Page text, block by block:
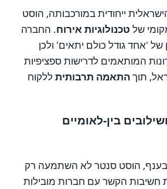
ייחודית במורכבותה, הוסט
של טכנולוגיות אירוח. החברה
של 'אחד גודל כולם יתאים' ולכן
המותאמים לדרישות ספציפיות
תוךהתאמה תרבותיתללקוח
בין-לאומיים
הוסט סנטר לא השתמעה רק
חשיבות הקשר עם חברות מובילות